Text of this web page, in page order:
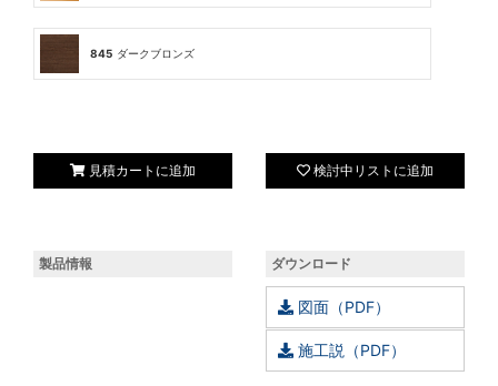
845 ダークブロンズ
見積カートに追加 検討中リストに追加
製品情報 ダウンロード
図面（PDF）
施工説（PDF）